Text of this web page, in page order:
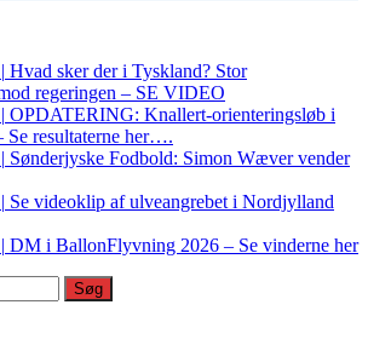
| Hvad sker der i Tyskland? Stor
regeringen – SE VIDEO
| OPDATERING: Knallert-orienteringsløb i
Se resultaterne her….
| Sønderjyske Fodbold: Simon Wæver vender
| Se videoklip af ulveangrebet i Nordjylland
| DM i BallonFlyvning 2026 – Se vinderne her